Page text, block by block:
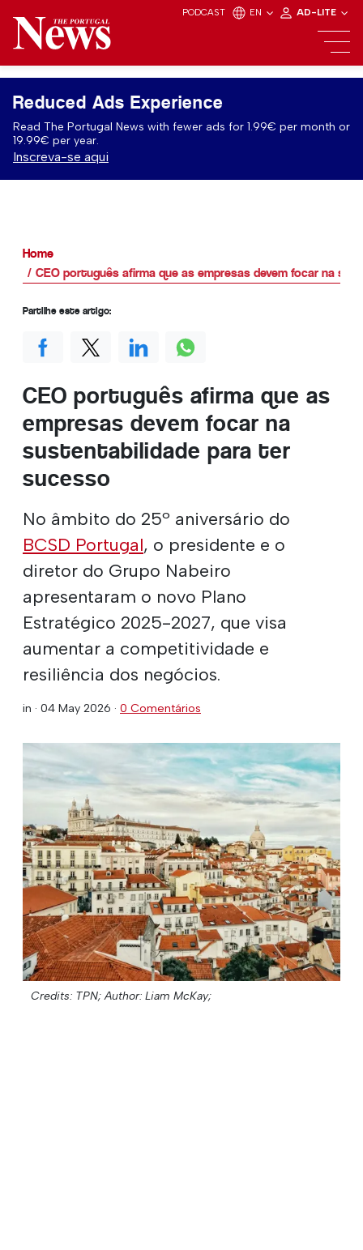
PODCAST EN AD-LITE
Reduced Ads Experience
Read The Portugal News with fewer ads for 1.99€ per month or
19.99€ per year.
Inscreva-se aqui
Home
CEO português afirma que as empresas devem focar na
CEO português afirma que as
empresas devem focar na
sustentabilidade para ter
sucesso
No âmbito do 25º aniversário do
BCSD Portugal, o presidente e o
diretor do Grupo Nabeiro
apresentaram o novo Plano
Estratégico 2025-2027, que visa
aumentar a competitividade e
resiliência dos negócios.
in · 04 May 2026 · 0 Comentários
Credits: TPN; Author: Liam McKay;
Partilhe este artigo: